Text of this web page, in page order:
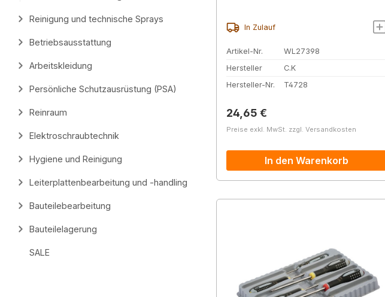
Reinigung und technische Sprays
Betriebsausstattung
Arbeitskleidung
Persönliche Schutzausrüstung (PSA)
Reinraum
Elektroschraubtechnik
Hygiene und Reinigung
Leiterplattenbearbeitung und -handling
Bauteilebearbeitung
Bauteilelagerung
SALE
In Zulauf
Artikel-Nr.
WL27398
Hersteller
C.K
Hersteller-Nr.
T4728
Regulärer Preis:
24,65 €
Preise exkl. MwSt. zzgl. Versandkosten
In den Warenkorb